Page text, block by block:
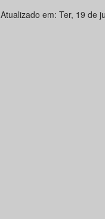
Atualizado em: Ter, 19 de